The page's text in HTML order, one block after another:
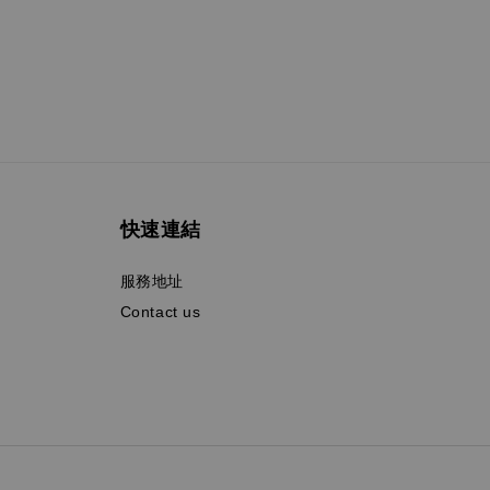
快速連結
服務地址
Contact us